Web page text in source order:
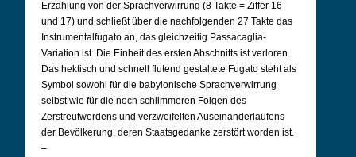
Erzählung von der Sprachverwirrung (8 Takte = Ziffer 16
und 17) und schließt über die nachfolgenden 27 Takte das
Instrumentalfugato an, das gleichzeitig Passacaglia-
Variation ist. Die Einheit des ersten Abschnitts ist verloren.
Das hektisch und schnell flutend gestaltete Fugato steht als
Symbol sowohl für die babylonische Sprachverwirrung
selbst wie für die noch schlimmeren Folgen des
Zerstreutwerdens und verzweifelten Auseinanderlaufens
der Bevölkerung, deren Staatsgedanke zerstört worden ist.
–